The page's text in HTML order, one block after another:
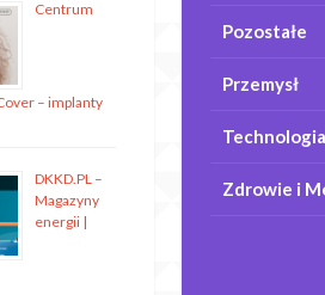
Pozostałe
Przemysł
Technologia
Zdrowie i
Centrum
– implanty
DKKD.PL –
Magazyny
energii |